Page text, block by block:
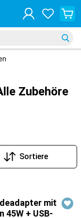
Zubehöre
Sortiere
mit
45W + USB-